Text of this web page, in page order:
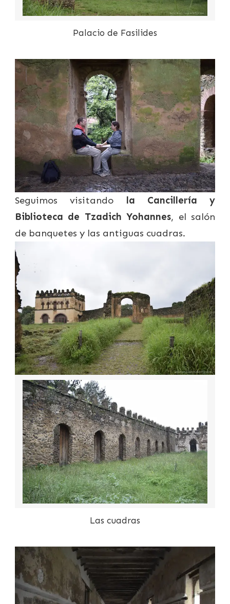
Palacio de Fasilides
Seguimos visitando la Cancillería y
Biblioteca de Tzadich Yohannes, el salón
de banquetes y las antiguas cuadras.
Las cuadras